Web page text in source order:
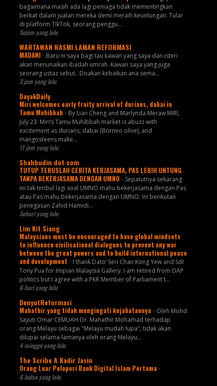
bagaimana masih ada lagi peniaga tidak mementingkan
berkat dalam jualan mereka demi meraih keuntungan. Tular
di platform TikTok, seorang penggu...
Sejam yang lalu
WARTAWAN RASMI LAMAN REFORMASI
MADANI - Baru ni saya bagi tau kawan yang saya dan isteri
akan menunaikan ibadah umrah. Kawan saya yang juga
seorang ustaz sebut.. Doakan kebaikan ana sema...
3 jam yang lalu
DayakDaily
Miri welcomes early fruity arrival of durians, dabai in
Tamu Muhibbah - By Lian Cheng and Marlynda Meraw MIRI,
July 23: Miri’s Tamu Muhibbah market is abuzz with
excitement as durians, dabai (Borneo olive), and
mangosteens make...
11 jam yang lalu
Shahbudin dot com
TUTUP TERUSLAH CERITA KERJASAMA, PAS LEBIH UNTUNG
TANPA BEKERJASAMA DENGAN UMNO - Sepatutnya sekarang
ini tak timbul lagi soal UMNO mahu bekerjasama dengan Pas
atau Pas mahu bekerjasama dengan UMNO. Ini berikutan
penegasan Zahid Hamidi...
Sehari yang lalu
Lim Kit Siang
Malaysians must be encouraged to have global mindsets
to influence civilisational dialogues to prevent any war
between the great powers and to build international peace
and development - I thank Dato’ Seri Chan Kong Yew and Sdr
Tony Pua for Impian Malaysia Gallery. I am retired from DAP
politics but I agree with a PKR Member of Parliament t...
6 hari yang lalu
DenyutReformasi
Mahathir yang tidak mengingati kejahatannya - Oleh Mohd
Sayuti Omar CEMUAH Dr. Mahathir Mohamad terhadap
orang Melayu sebagai "Melayu mudah lupa", tidak akan
dilupai selama-lamanya oleh orang Melayu...
4 minggu yang lalu
The Scribe A Kadir Jasin
Orang Luar Pelopori Bank Digital Islam Pertama -
6 bulan yang lalu